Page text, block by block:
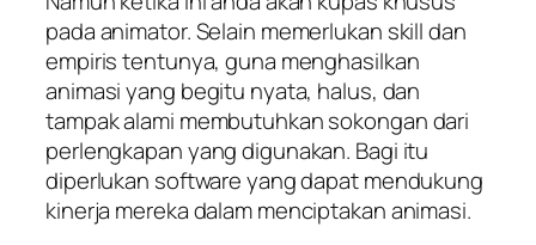
pada animator. Selain memerlukan skill dan
empiris tentunya, guna menghasilkan
animasi yang begitu nyata, halus, dan
tampak alami membutuhkan sokongan dari
perlengkapan yang digunakan. Bagi itu
diperlukan software yang dapat mendukung
kinerja mereka dalam menciptakan animasi.